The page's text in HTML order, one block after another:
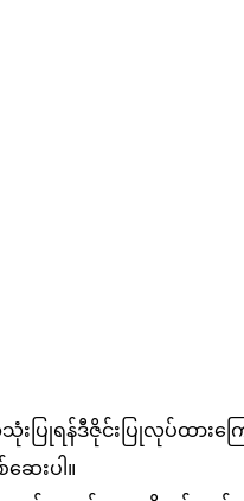
းပြုရန်ဒီဇိုင်းပြုလုပ်ထား
ေးပါ။